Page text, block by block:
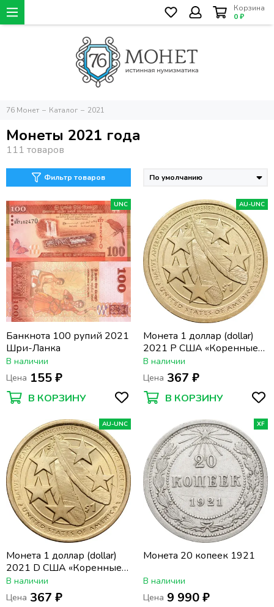
Корзина
0 ₽
76 Монет Каталог 2021
Монеты 2021 года
Фильтр товаров
UNC
Банкнота 100 рупий 2021
Шри-Ланка
В наличии
Цена 155 ₽
В КОРЗИНУ
AU-UNC
Монета 1 доллар (dollar)
2021 P США «Коренные
Американцы - Индейцы в
армии США»
В наличии
Цена 367 ₽
В КОРЗИНУ
AU-UNC
Монета 1 доллар (dollar)
2021 D США «Коренные
Американцы - Индейцы в
армии США»
В наличии
Цена 367 ₽
XF
Монета 20 копеек 1921
В наличии
Цена 9 990 ₽